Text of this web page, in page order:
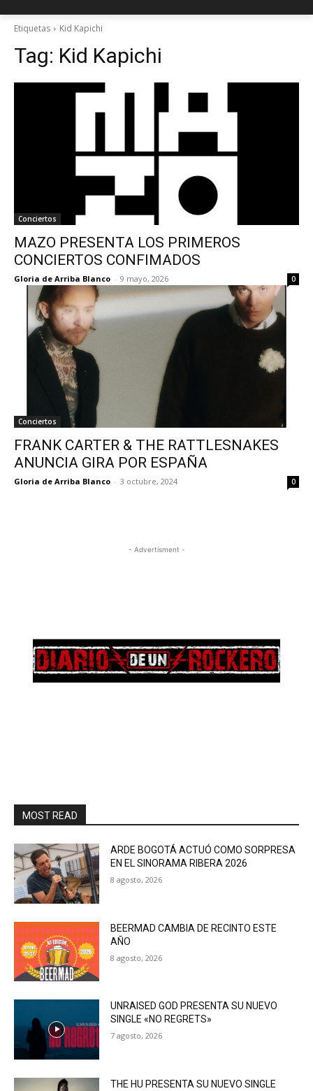
Etiquetas Kid Kapichi
Tag: Kid Kapichi
Conciertos
MAZO PRESENTA LOS PRIMEROS
CONCIERTOS CONFIMADOS
Gloria de Arriba Blanco - 9 mayo, 2026 0
Conciertos
FRANK CARTER & THE RATTLESNAKES
ANUNCIA GIRA POR ESPAÑA
Gloria de Arriba Blanco - 3 octubre, 2024 0
- Advertisment -
MOST READ
ARDE BOGOTÁ ACTUÓ COMO SORPRESA
EN EL SINORAMA RIBERA 2026
8 agosto, 2026
BEERMAD CAMBIA DE RECINTO ESTE
AÑO
8 agosto, 2026
UNRAISED GOD PRESENTA SU NUEVO
SINGLE «NO REGRETS»
7 agosto, 2026
THE HU PRESENTA SU NUEVO SINGLE